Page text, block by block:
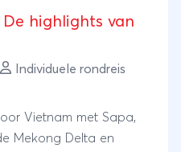
highlights van
Individuele rondreis
Vietnam met Sapa,
Mekong Delta en